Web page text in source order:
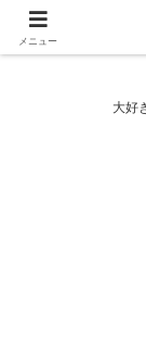
大好
メニュー